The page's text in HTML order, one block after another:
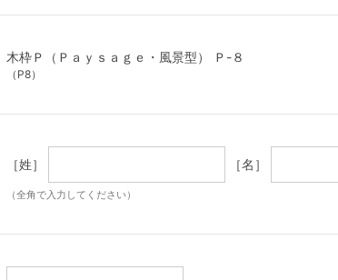
木枠Ｐ（Ｐａｙｓａｇｅ・風景型） Ｐ-８
（P8）
［姓］ ［名］
（全角で入力してください）